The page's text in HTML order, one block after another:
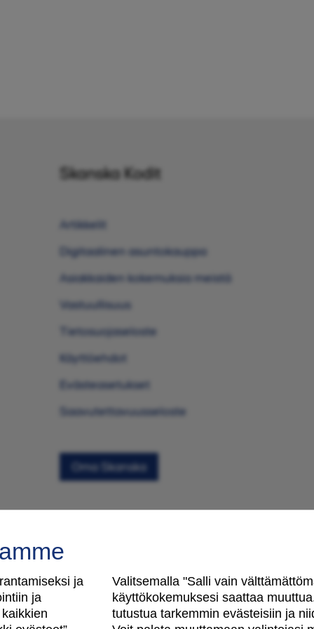
Skanska Kodit
Artikkelit
Digitaalinen asuntokauppa
Asiakkaiden kokemuksia meistä
Vastuullisuus
Tietosuojaseloste
Käyttöehdot
Evästeasetukset
Saavutettavuusseloste
Oma Skanska
ja
ja
Valitsemalla "Salli vain
käyttökokemuksesi saattaa
tutustua tarkemmin evästeisiin ja